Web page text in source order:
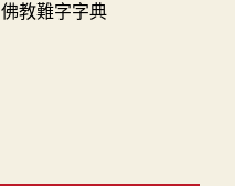
佛教難字字典